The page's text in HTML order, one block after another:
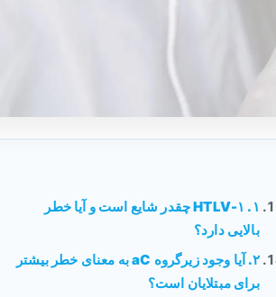
۱. HTLV-۱ چقدر شایع است و آیا خطر
بالایی دارد؟
۲. آیا وجود زیرگروه aC به معنای خطر بیشتر
برای مبتلایان است؟